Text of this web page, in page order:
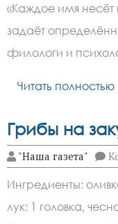
«Каждое имя
задаёт
филологи и
Читать полностью
Грибы на
"Наша газета"
Ингредиенты:
лук: 1 головка,